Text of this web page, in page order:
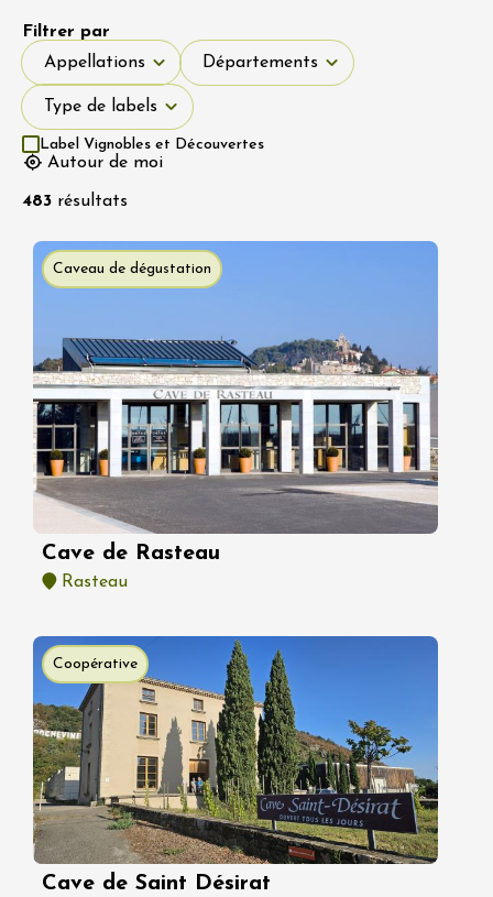
Autour de moi
Filtrer par
Appellations
Appellations
Départements
Départements
Type de labels
Type de labels
Label Vignobles et Découvertes
483 résultats
Caveau de dégustation
Cave de Rasteau
Rasteau
Coopérative
Cave de Saint Désirat